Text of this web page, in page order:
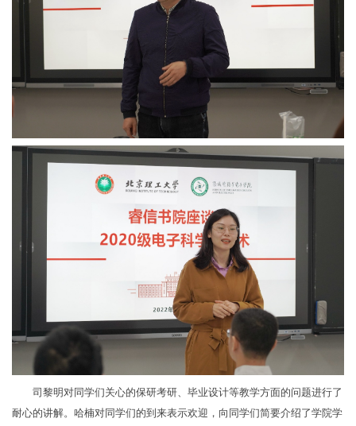
司黎明对同学们关心的保研考研、毕业设计等教学方面的问题进行了
耐心的讲解。哈楠对同学们的到来表示欢迎，向同学们简要介绍了学院学